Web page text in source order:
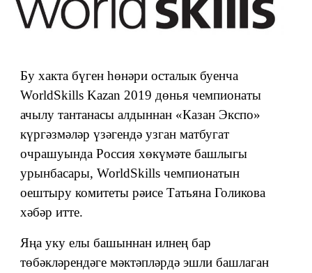
Бу хакта бүген һөнәри осталык буенча
WorldSkills Kazan 2019 дөнья чемпионаты
ачылу тантанасы алдыннан «Казан Экспо»
күргәзмәләр үзәгендә узган матбугат
очрашуында Россия хөкүмәте башлыгы
урынбасары, WorldSkills чемпионатын
оештыру комитеты рәисе Татьяна Голикова
хәбәр итте.
Яңа уку елы башыннан илнең бар
төбәкләрендәге мәктәпләрдә эшли башлаган